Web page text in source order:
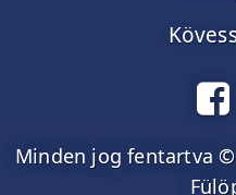
Minden jog fentartva